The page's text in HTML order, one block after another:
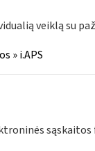
veiklą su
» i.APS